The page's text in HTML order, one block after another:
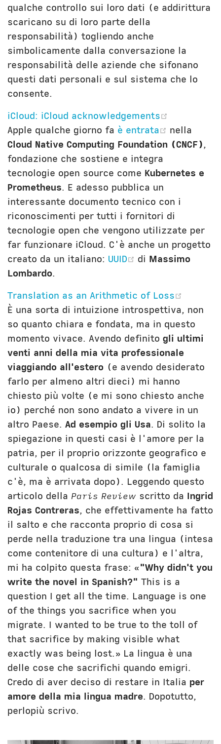
qualche controllo sui loro dati (e addirittura
scaricano su di loro parte della
responsabilità) togliendo anche
simbolicamente dalla conversazione la
responsabilità delle aziende che sifonano
questi dati personali e sul sistema che lo
consente.
iCloud: iCloud acknowledgements
Apple qualche giorno fa è entrata (opens
nella
Cloud Native Computing Foundation (CNCF),
fondazione che sostiene e integra
tecnologie open source come Kubernetes e
Prometheus. E adesso pubblica un
interessante documento tecnico con i
riconoscimenti per tutti i fornitori di
tecnologie open che vengono utilizzate per
far funzionare iCloud. C'è anche un progetto
creato da un italiano: UUID (opens new
di Massimo
Lombardo.
Translation as an Arithmetic of Loss
È una sorta di intuizione introspettiva, non
so quanto chiara e fondata, ma in questo
momento vivace. Avendo definito gli ultimi
venti anni della mia vita professionale
viaggiando all'estero (e avendo desiderato
farlo per almeno altri dieci) mi hanno
chiesto più volte (e mi sono chiesto anche
io) perché non sono andato a vivere in un
altro Paese. Ad esempio gli Usa. Di solito la
spiegazione in questi casi è l'amore per la
patria, per il proprio orizzonte geografico e
culturale o qualcosa di simile (la famiglia
c'è, ma è arrivata dopo). Leggendo questo
articolo della Paris Review scritto da Ingrid
Rojas Contreras, che effettivamente ha fatto
il salto e che racconta proprio di cosa si
perde nella traduzione tra una lingua (intesa
come contenitore di una cultura) e l'altra,
mi ha colpito questa frase: «"Why didn't you
write the novel in Spanish?" This is a
question I get all the time. Language is one
of the things you sacrifice when you
migrate. I wanted to be true to the toll of
that sacrifice by making visible what
exactly was being lost.» La lingua è una
delle cose che sacrifichi quando emigri.
Credo di aver deciso di restare in Italia per
amore della mia lingua madre. Dopotutto,
perlopiù scrivo.